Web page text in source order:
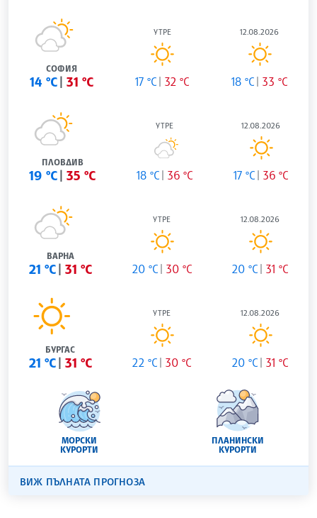
СОФИЯ
14 °C 31 °C
УТРЕ
17 °C 32 °C
12.08.2026
18 °C 33 °C
ПЛОВДИВ
19 °C 35 °C
УТРЕ
18 °C 36 °C
12.08.2026
17 °C 36 °C
ВАРНА
21 °C 31 °C
УТРЕ
20 °C 30 °C
12.08.2026
20 °C 31 °C
БУРГАС
21 °C 31 °C
УТРЕ
22 °C 30 °C
12.08.2026
20 °C 31 °C
МОРСКИ
КУРОРТИ
ПЛАНИНСКИ
КУРОРТИ
ВИЖ ПЪЛНАТА ПРОГНОЗА